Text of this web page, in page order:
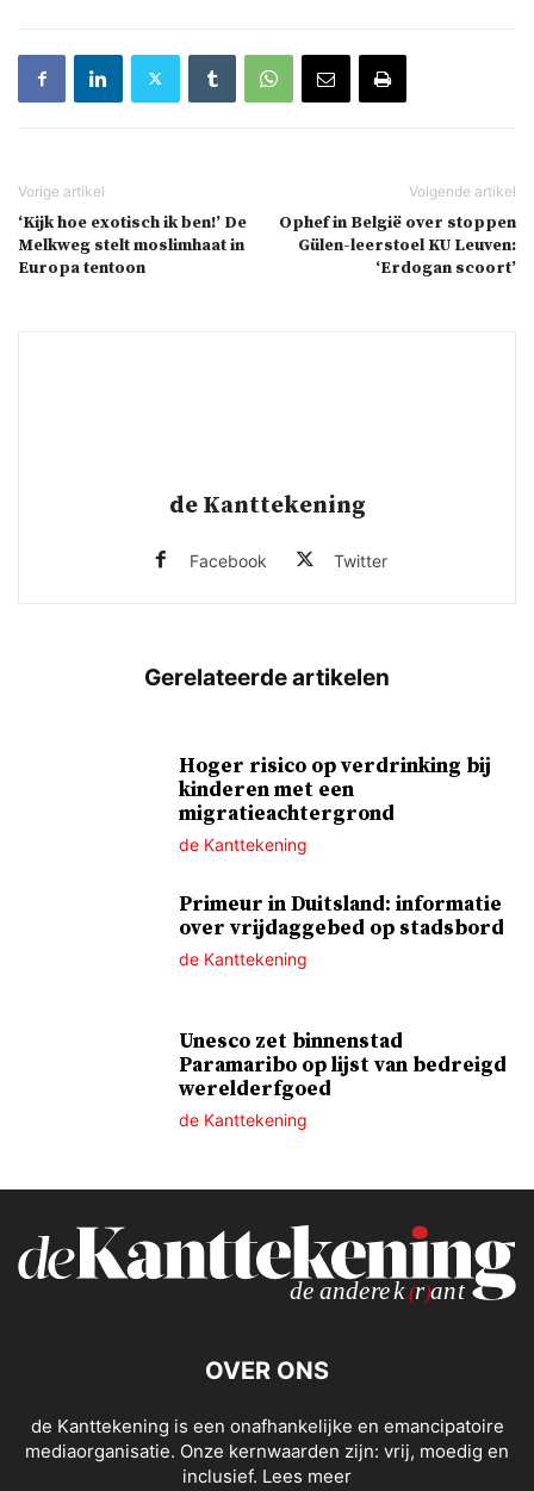
‘Kijk hoe exotisch ik ben!’ De
Melkweg stelt moslimhaat in
Europa tentoon
Ophef in België over stoppen
Gülen-leerstoel KU Leuven:
‘Erdogan scoort’
de Kanttekening
Facebook Twitter
Hoger risico op verdrinking bij
kinderen met een
migratieachtergrond
de Kanttekening
Primeur in Duitsland: informatie
over vrijdaggebed op stadsbord
de Kanttekening
Unesco zet binnenstad
Paramaribo op lijst van bedreigd
werelderfgoed
de Kanttekening
OVER ONS
de Kanttekening is een onafhankelijke en emancipatoire
mediaorganisatie. Onze kernwaarden zijn: vrij, moedig en
inclusief. Lees meer